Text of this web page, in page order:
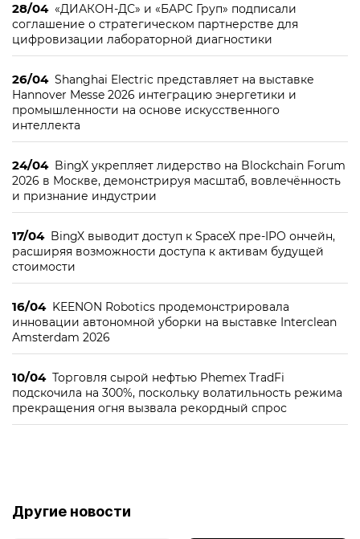
28/04 «ДИАКОН-ДС» и «БАРС Груп» подписали
соглашение о стратегическом партнерстве для
цифровизации лабораторной диагностики
26/04 Shanghai Electric представляет на выставке
Hannover Messe 2026 интеграцию энергетики и
промышленности на основе искусственного
интеллекта
24/04 BingX укрепляет лидерство на Blockchain Forum
2026 в Москве, демонстрируя масштаб, вовлечённость
и признание индустрии
17/04 BingX выводит доступ к SpaceX пре-IPO ончейн,
расширяя возможности доступа к активам будущей
стоимости
16/04 KEENON Robotics продемонстрировала
инновации автономной уборки на выставке Interclean
Amsterdam 2026
10/04 Торговля сырой нефтью Phemex TradFi
подскочила на 300%, поскольку волатильность режима
прекращения огня вызвала рекордный спрос
Другие новости